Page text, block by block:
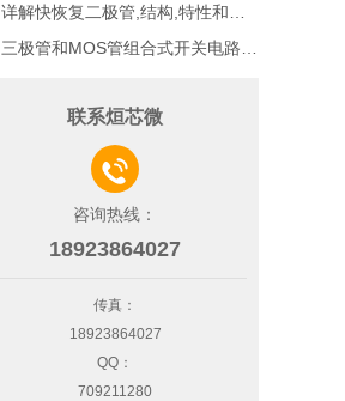
详解快恢复二极管,结构,特性和应用介绍
三极管和MOS管组合式开关电路分析
联系烜芯微

咨询热线：
18923864027
传真：
18923864027
QQ：
709211280